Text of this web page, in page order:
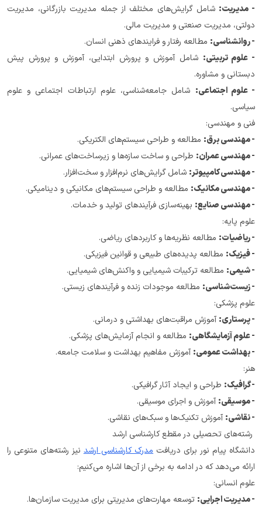
- مدیریت:
دولتی، مدیریت صنعتی و مدیریت مالی.
- روانشناسی: مطالعه رفتار و فرایندهای ذهنی انسان.
- علوم تربیتی:
دبستانی و مشاوره.
- علوم اجتماعی:
سیاسی.
فنی و مهندسی:
- مهندسی برق: مطالعه و طراحی سیستم‌های الکتریکی.
- مهندسی عمران: طراحی و ساخت سازه‌ها و زیرساخت‌های عمرانی.
- مهندسی کامپیوتر: شامل گرایش‌های نرم‌افزار و سخت‌افزار.
- مهندسی مکانیک: مطالعه و طراحی سیستم‌های مکانیکی و دینامیکی.
- مهندسی صنایع: بهینه‌سازی فرآیندهای تولید و خدمات.
علوم پایه:
- ریاضیات: مطالعه نظریه‌ها و کاربردهای ریاضی.
- فیزیک: مطالعه پدیده‌های طبیعی و قوانین فیزیکی.
- شیمی: مطالعه ترکیبات شیمیایی و واکنش‌های شیمیایی.
- زیست‌شناسی:
مطالعه موجودات زنده و فرآیندهای زیستی.
علوم پزشکی:
- پرستاری: آموزش مراقبت‌های بهداشتی و درمانی.
- علوم آزمایشگاهی: مطالعه و انجام آزمایش‌های پزشکی.
- بهداشت عمومی: آموزش مفاهیم بهداشت و سلامت جامعه.
هنر:
- گرافیک: طراحی و ایجاد آثار گرافیکی.
- موسیقی: آموزش و اجرای موسیقی.
- نقاشی: آموزش تکنیک‌ها و سبک‌های نقاشی.
رشته‌های تحصیلی در مقطع کارشناسی ارشد
دانشگاه پیام نور برای دریافت مدرک کارشناسی ارشد
ارائه می‌دهد که در ادامه به برخی از آن‌ها اشاره می‌کنیم:
علوم انسانی:
- مدیریت اجرایی: توسعه مهارت‌های مدیریتی برای مدیریت سازمان‌ها.